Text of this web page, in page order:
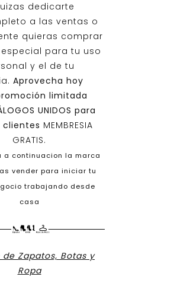
dedicarte
a las ventas o
quieras comprar
para tu uso
y el de tu
Aprovecha hoy
limitada
UNIDOS para
clientes MEMBRESIA
GRATIS.
a continuacion la marca
vender para iniciar tu
trabajando desde
casa
de Zapatos, Botas y
Ropa